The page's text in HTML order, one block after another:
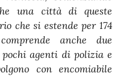
una città di queste
che si estende per 174
anche due
agenti di polizia e
con encomiabile